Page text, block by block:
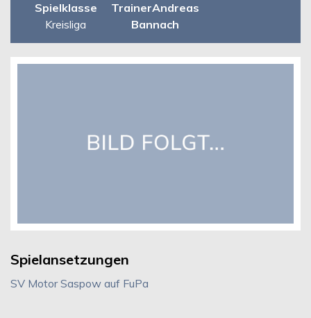
Spielklasse
Kreisliga
TrainerAndreas
Bannach
Spielansetzungen
SV Motor Saspow auf FuPa